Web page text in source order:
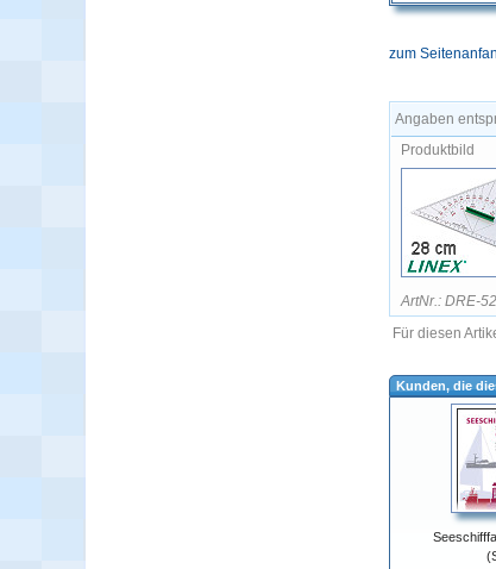
zum
Angaben
Produktbild
ArtNr.: DRE-
Für diesen
Kunden, die